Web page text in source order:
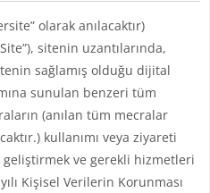
olarak anılacaktır)
sitenin uzantılarında,
sağlamış olduğu dijital
sunulan benzeri tüm
(anılan tüm mecralar
kullanımı veya ziyareti
geliştirmek ve gerekli hizmetleri
Kişisel Verilerin Korunması